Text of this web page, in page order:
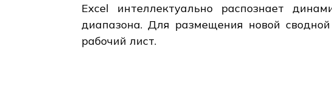
Excel интеллектуально распознает
диапазона. Для размещения новой
рабочий лист.